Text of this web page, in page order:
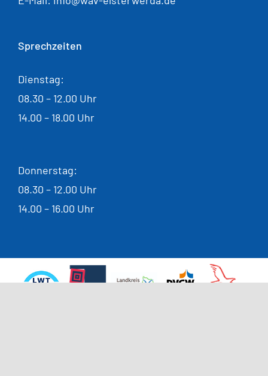
Sprechzeiten
Dienstag:
08.30 – 12.00 Uhr
14.00 – 18.00 Uhr
Donnerstag:
08.30 – 12.00 Uhr
14.00 – 16.00 Uhr